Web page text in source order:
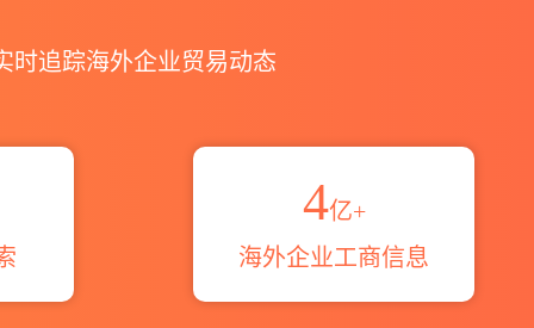
时追踪海外企业贸易动态
4亿+
海外企业工商信息